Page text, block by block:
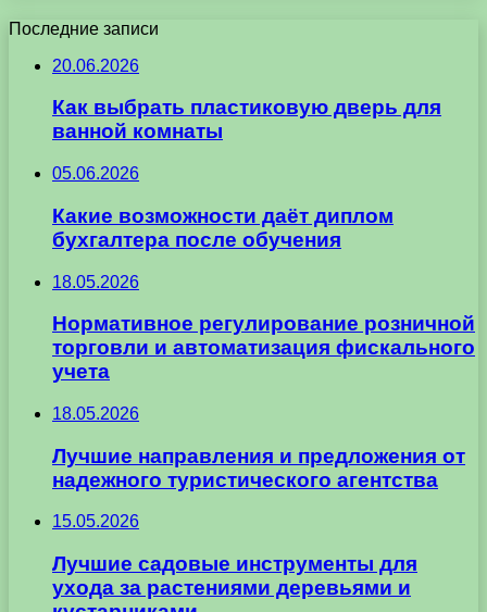
Последние записи
20.06.2026
Как выбрать пластиковую дверь для
ванной комнаты
05.06.2026
Какие возможности даёт диплом
бухгалтера после обучения
18.05.2026
Нормативное регулирование розничной
торговли и автоматизация фискального
учета
18.05.2026
Лучшие направления и предложения от
надежного туристического агентства
15.05.2026
Лучшие садовые инструменты для
ухода за растениями деревьями и